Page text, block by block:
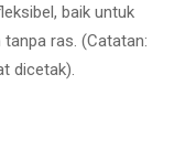
baik untuk
ras. (Catatan:
dicetak).